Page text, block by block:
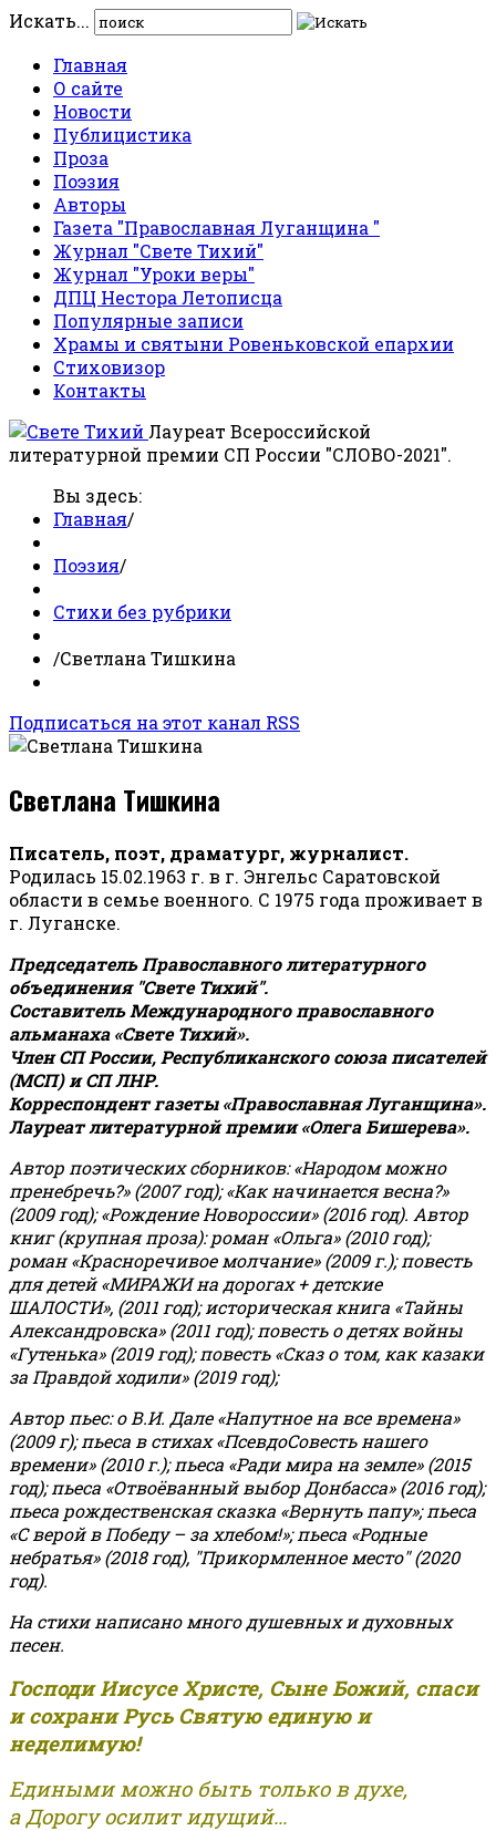
Искать...
Главная
О сайте
Новости
Публицистика
Проза
Поэзия
Авторы
Газета "Православная Луганщина "
Журнал "Свете Тихий"
Журнал "Уроки веры"
ДПЦ Нестора Летописца
Популярные записи
Храмы и святыни Ровеньковской епархии
Стиховизор
Контакты
Лауреат Всероссийской
литературной премии СП России "СЛОВО-2021".
Вы здесь:
Главная/
Поэзия/
Стихи без рубрики
/Светлана Тишкина
Подписаться на этот канал RSS
Светлана Тишкина
Писатель, поэт, драматург, журналист.
Родилась 15.02.1963 г. в г. Энгельс Саратовской
области в семье военного. С 1975 года проживает в
г. Луганске.
Председатель Православного литературного
объединения "Свете Тихий".
Составитель Международного православного
альманаха «Свете Тихий».
Член СП России, Республиканского союза писателей
(МСП) и СП ЛНР.
Корреспондент газеты «Православная Луганщина».
Лауреат литературной премии «Олега Бишерева».
Автор поэтических сборников: «Народом можно
пренебречь?» (2007 год); «Как начинается весна?»
(2009 год); «Рождение Новороссии» (2016 год). Автор
книг (крупная проза): роман «Ольга» (2010 год);
роман «Красноречивое молчание» (2009 г.); повесть
для детей «МИРАЖИ на дорогах + детские
ШАЛОСТИ», (2011 год); историческая книга «Тайны
Александровска» (2011 год); повесть о детях войны
«Гутенька» (2019 год); повесть «Сказ о том, как казаки
за Правдой ходили» (2019 год);
Автор пьес: о В.И. Дале «Напутное на все времена»
(2009 г); пьеса в стихах «ПсевдоСовесть нашего
времени» (2010 г.); пьеса «Ради мира на земле» (2015
год); пьеса «Отвоёванный выбор Донбасса» (2016 год);
пьеса рождественская сказка «Вернуть папу»; пьеса
«С верой в Победу – за хлебом!»;пьеса «Родные
небратья» (2018 год), "Прикормленное место" (2020
год).
На стихи написано много душевных и духовных
песен.
Господи Иисусе Христе, Сыне Божий, спаси
и сохрани Русь Святую единую и
неделимую!
Едиными можно быть только в духе,
а Дорогу осилит идущий...